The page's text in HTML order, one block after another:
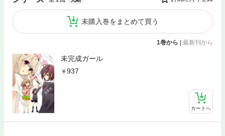
未購入巻をまとめて買う
1巻から 最新刊から
未完成ガール
937
カートへ